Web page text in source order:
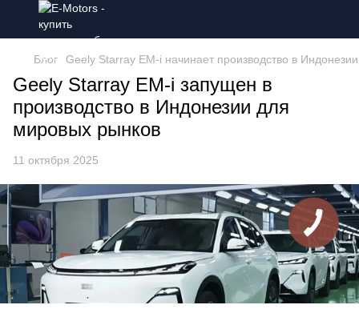
Блог Geely Starray EM-i начинает производство в
Geely Starray EM-i запущен в
производство в Индонезии для
мировых рынков
11 октября 2025